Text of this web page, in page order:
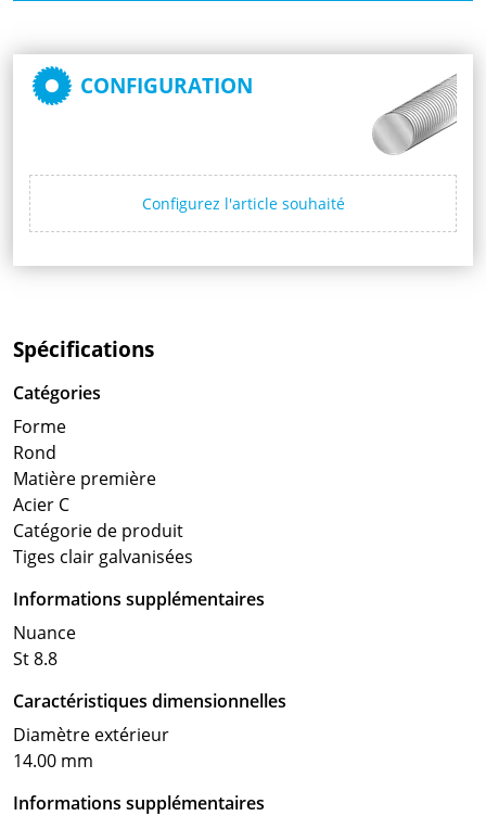
CONFIGURATION
Configurez l'article souhaité
Spécifications
Catégories
Forme
Rond
Matière première
Acier C
Catégorie de produit
Tiges clair galvanisées
Informations supplémentaires
Nuance
St 8.8
Caractéristiques dimensionnelles
Diamètre extérieur
14.00 mm
Informations supplémentaires